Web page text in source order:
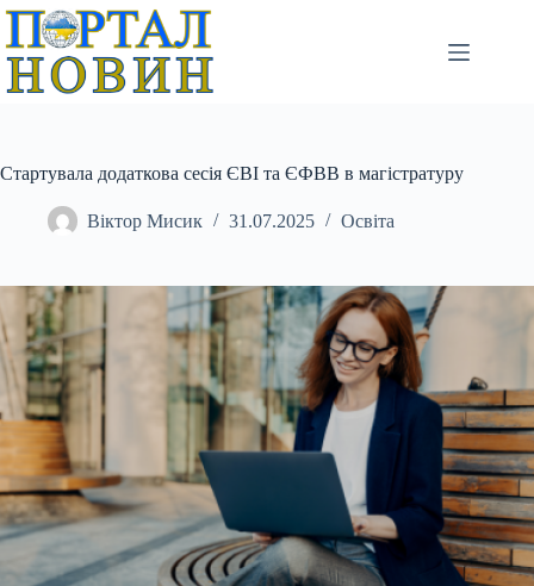
Перейти
вмісту
Стартувала додаткова сесія ЄВІ та ЄФВВ в магістратуру
Віктор Мисик 31.07.2025 Освіта